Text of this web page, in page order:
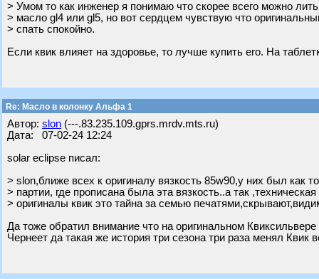
> Умом то как инженер я понимаю что скорее всего можно
> масло gl4 или gl5, но вот сердцем чувствую что
> спать спокойно.
Если квик влияет на здоровье, то лучше купить его. На
Re: Масло в колонку Альфа 1
Автор: slon (---.83.235.109.gprs.mrdv.mts.ru)
Дата: 07-02-24 12:24
solar eclipse писал:
> slon,ближе всех к оригиналу вязкость 85w90,у них был как
> партии, где прописана была эта вязкость..а так
> оригиналы квик это тайна за семью
Да тоже обратил внимание что на оригинальном
Чернеет да такая же история три сезона три раза менял Квик